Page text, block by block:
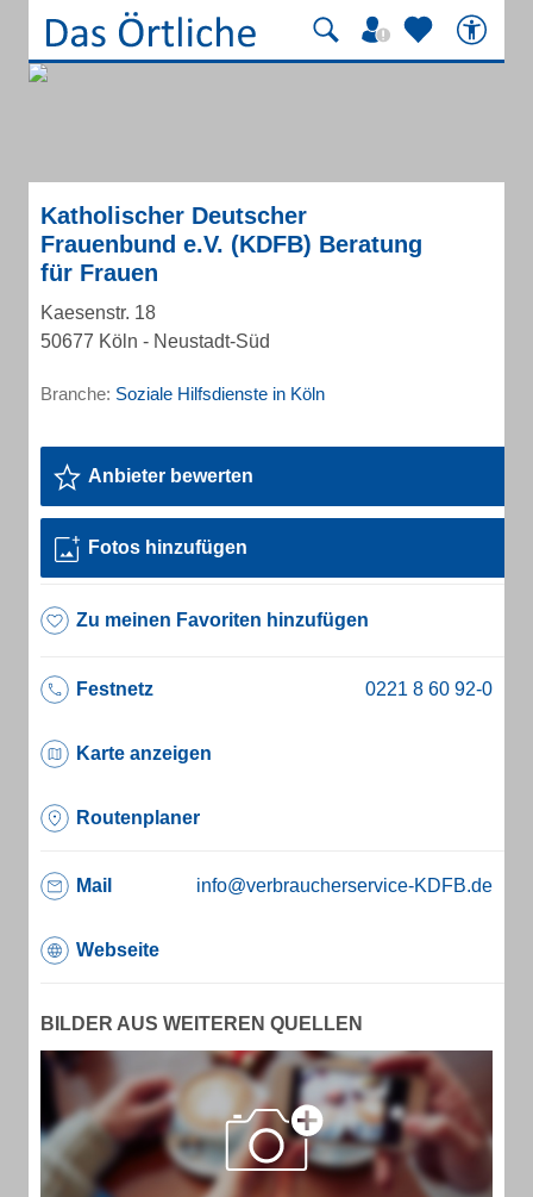
Katholischer Deutscher
Frauenbund e.V. (KDFB) Beratung
für Frauen
Kaesenstr. 18
50677 Köln - Neustadt-Süd
Branche: Soziale Hilfsdienste in Köln
Anbieter bewerten
Fotos hinzufügen
Zu meinen Favoriten hinzufügen
Festnetz
Karte anzeigen
Routenplaner
Mail info@verbraucherservice-KDFB.de
Webseite
BILDER AUS WEITEREN QUELLEN